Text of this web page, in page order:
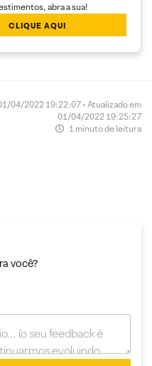
abra a sua!
CLIQUE AQUI
04/2022 19:22:07 • Atualizado em
01/04/2022 19:25:27
1 minuto de leitura
você?